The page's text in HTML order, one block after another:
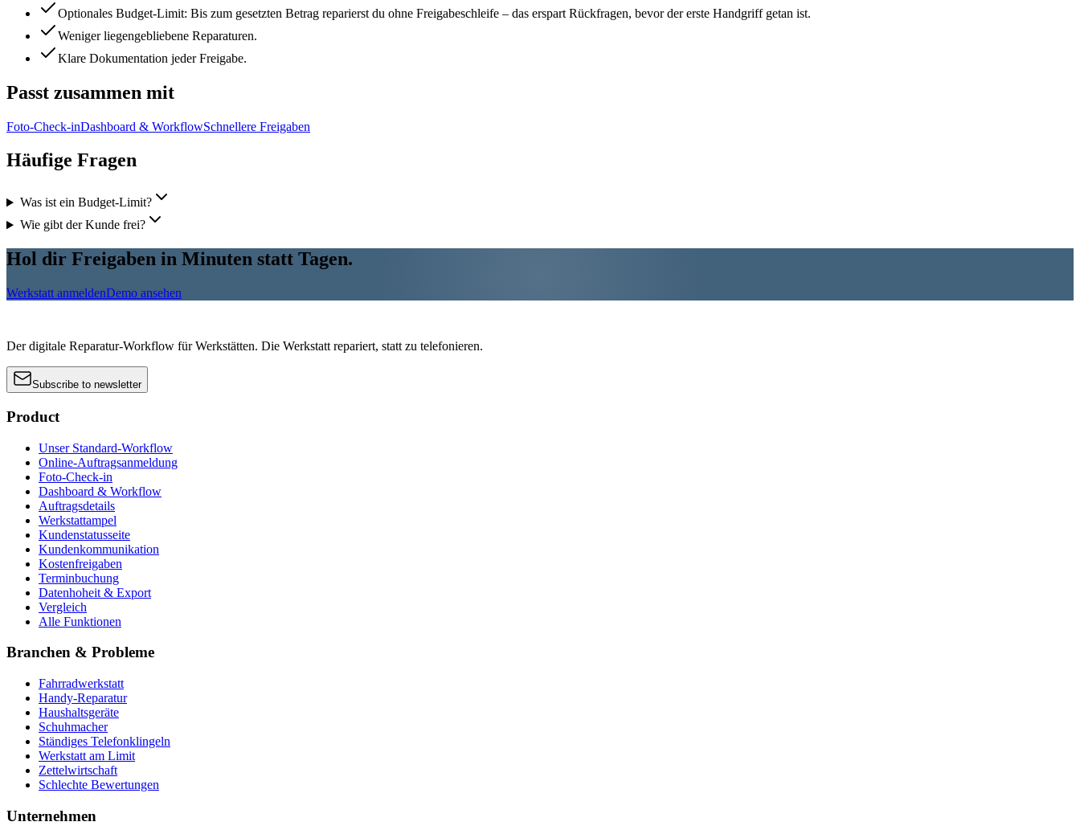
Optionales Budget-Limit: Bis zum gesetzten Betrag reparierst du ohne Freigabeschleife – das erspart Rückfragen, bevor der erste Handgriff getan ist.
Weniger liegengebliebene Reparaturen.
Klare Dokumentation jeder Freigabe.
Passt zusammen mit
Foto-Check-inDashboard & WorkflowSchnellere Freigaben
Häufige Fragen
Was ist ein Budget-Limit?
Wie gibt der Kunde frei?
Hol dir Freigaben in Minuten statt Tagen.
Werkstatt anmeldenDemo ansehen
Der digitale Reparatur-Workflow für Werkstätten. Die Werkstatt repariert, statt zu telefonieren.
Subscribe to newsletter
Product
Unser Standard-Workflow
Online-Auftragsanmeldung
Foto-Check-in
Dashboard & Workflow
Auftragsdetails
Werkstattampel
Kundenstatusseite
Kundenkommunikation
Kostenfreigaben
Terminbuchung
Datenhoheit & Export
Vergleich
Alle Funktionen
Branchen & Probleme
Fahrradwerkstatt
Handy-Reparatur
Haushaltsgeräte
Schuhmacher
Ständiges Telefonklingeln
Werkstatt am Limit
Zettelwirtschaft
Schlechte Bewertungen
Unternehmen